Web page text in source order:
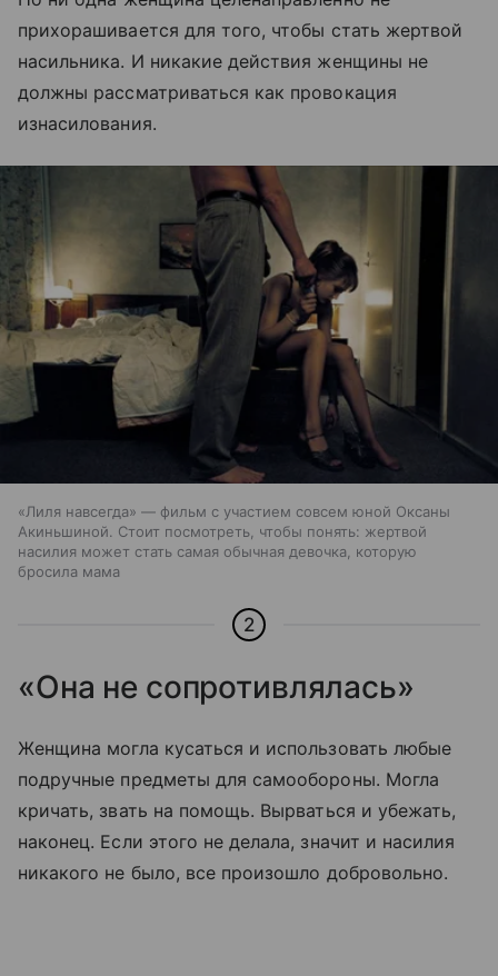
прихорашивается для того, чтобы стать жертвой
насильника. И никакие действия женщины не
должны рассматриваться как провокация
изнасилования.
«Лиля навсегда» — фильм с участием совсем юной Оксаны
Акиньшиной. Стоит посмотреть, чтобы понять: жертвой
насилия может стать самая обычная девочка, которую
бросила мама
2
«Она не сопротивлялась»
Женщина могла кусаться и использовать любые
подручные предметы для самообороны. Могла
кричать, звать на помощь. Вырваться и убежать,
наконец. Если этого не делала, значит и насилия
никакого не было, все произошло добровольно.